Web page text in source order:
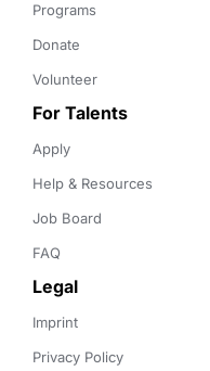
Programs
Donate
Volunteer
For Talents
Apply
Help & Resources
Job Board
FAQ
Legal
Imprint
Privacy Policy